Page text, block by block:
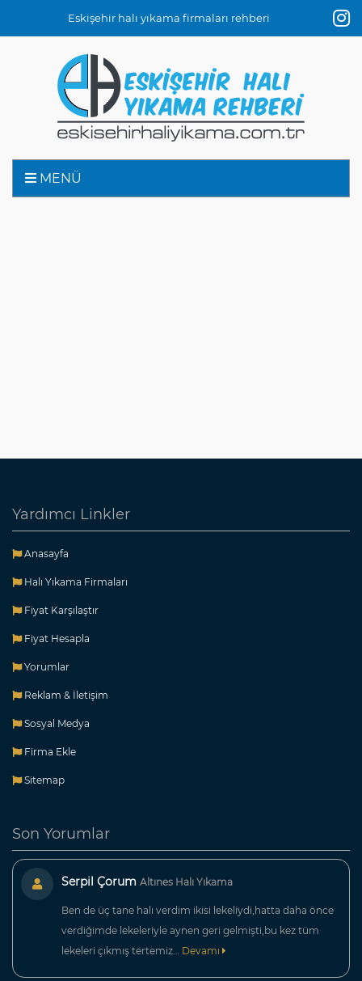
Eskişehir halı yıkama firmaları rehberi
MENÜ
Yardımcı Linkler
Anasayfa
Halı Yıkama Firmaları
Fiyat Karşılaştır
Fiyat Hesapla
Yorumlar
Reklam & İletişim
Sosyal Medya
Firma Ekle
Sitemap
Son Yorumlar
Serpil Çorum Altınes Halı Yıkama
Ben de üç tane halı verdim ikisi lekeliydi,hatta daha önce
verdiğimde lekeleriyle aynen geri gelmişti,bu kez tüm
lekeleri çıkmış tertemiz… Devamı